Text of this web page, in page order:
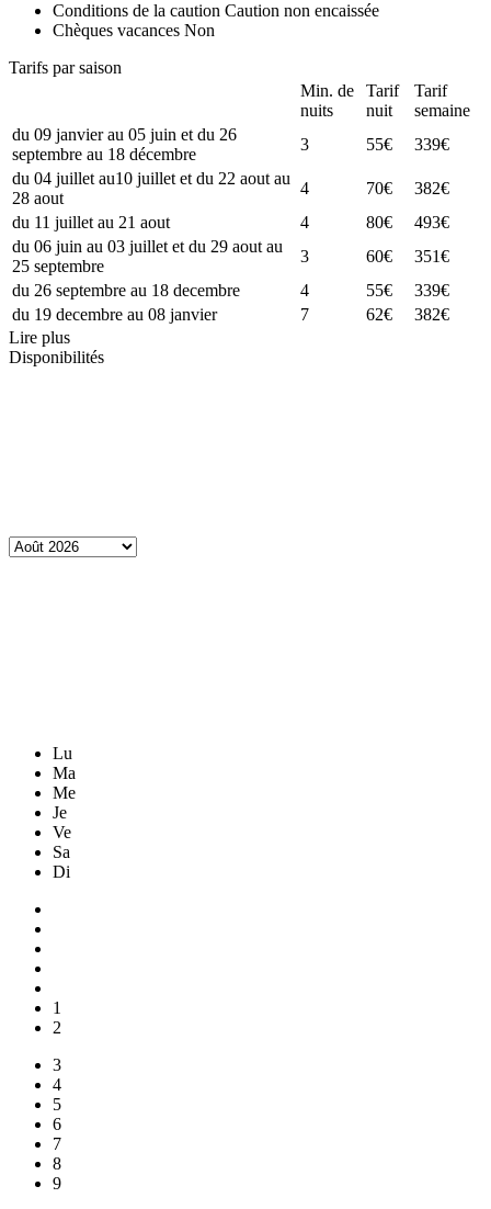
Conditions de la caution Caution non encaissée
Chèques vacances Non
Tarifs par saison
Min. de
nuits
Tarif
nuit
Tarif
semaine
du 09 janvier au 05 juin et du 26
septembre au 18 décembre
3 55€
339€
du 04 juillet au10 juillet et du 22 aout au
28 aout
4 70€
382€
du 11 juillet au 21 aout
4 80€
493€
du 06 juin au 03 juillet et du 29 aout au
25 septembre
3 60€
351€
du 26 septembre au 18 decembre
4 55€
339€
du 19 decembre au 08 janvier
7 62€
382€
Lire plus
Disponibilités
Lu
Ma
Me
Je
Ve
Sa
Di
1
2
3
4
5
6
7
8
9